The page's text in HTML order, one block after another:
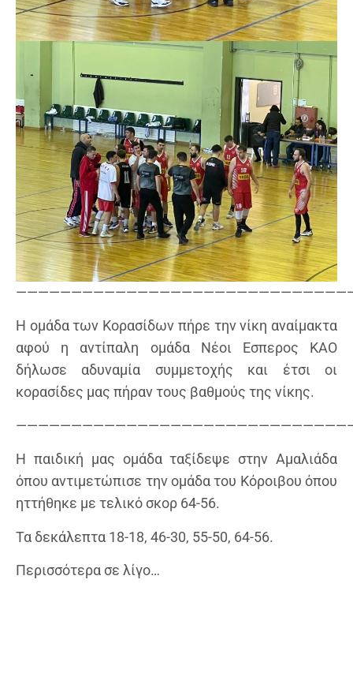
Η ομάδα των Κορασίδων πήρε την νίκη αναίμακτα
αφού η αντίπαλη ομάδα Νέοι Εσπερος ΚΑΟ
δήλωσε αδυναμία συμμετοχής και έτσι οι
κορασίδες μας πήραν τους βαθμούς της νίκης.
Η παιδική μας ομάδα ταξίδεψε στην Αμαλιάδα
όπου αντιμετώπισε την ομάδα του Κόροιβου όπου
ηττήθηκε με τελικό σκορ 64-56.
Τα δεκάλεπτα 18-18, 46-30, 55-50, 64-56.
Περισσότερα σε λίγο…